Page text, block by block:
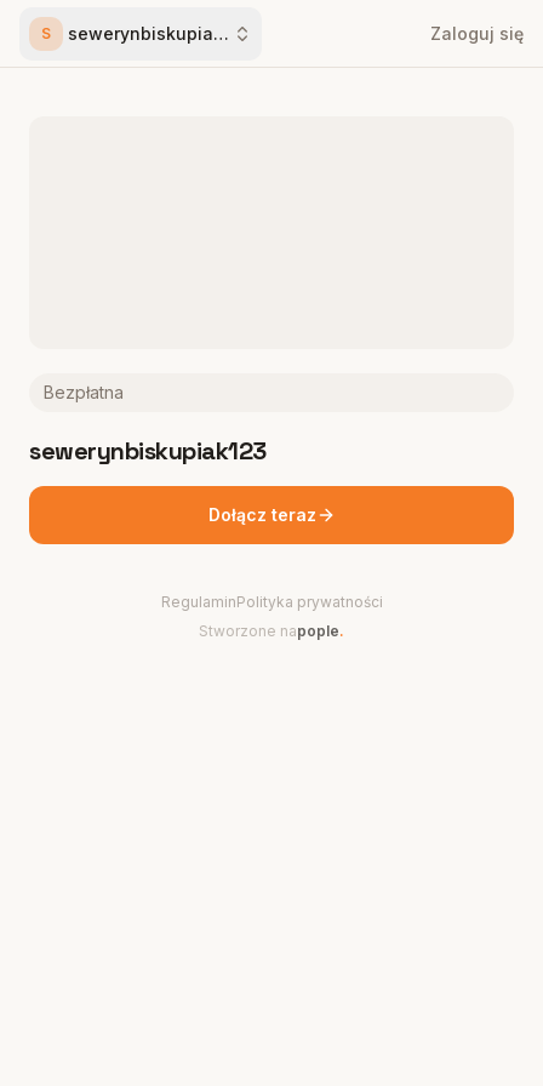
S sewerynbiskupiak123 Zaloguj się
Bezpłatna
sewerynbiskupiak123
Dołącz teraz
RegulaminPolityka prywatności
Stworzone napople.